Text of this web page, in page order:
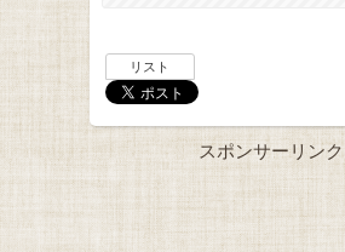
リスト
スポンサーリンク